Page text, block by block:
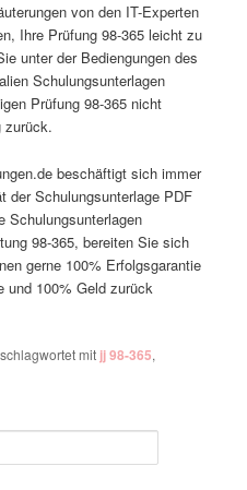
von den IT-Experten
Ihre Prüfung 98-365 leicht zu
unter der Bediengungen des
Schulungsunterlagen
Prüfung 98-365 nicht
zurück.
beschäftigt sich immer
der Schulungsunterlage PDF
Schulungsunterlagen
98-365, bereiten Sie sich
gerne 100% Erfolgsgarantie
und 100% Geld zurück
mit jj 98-365,